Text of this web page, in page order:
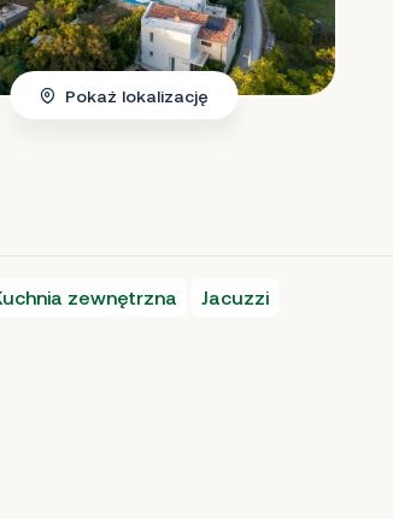
Pokaż lokalizację
zewnętrzna
Jacuzzi